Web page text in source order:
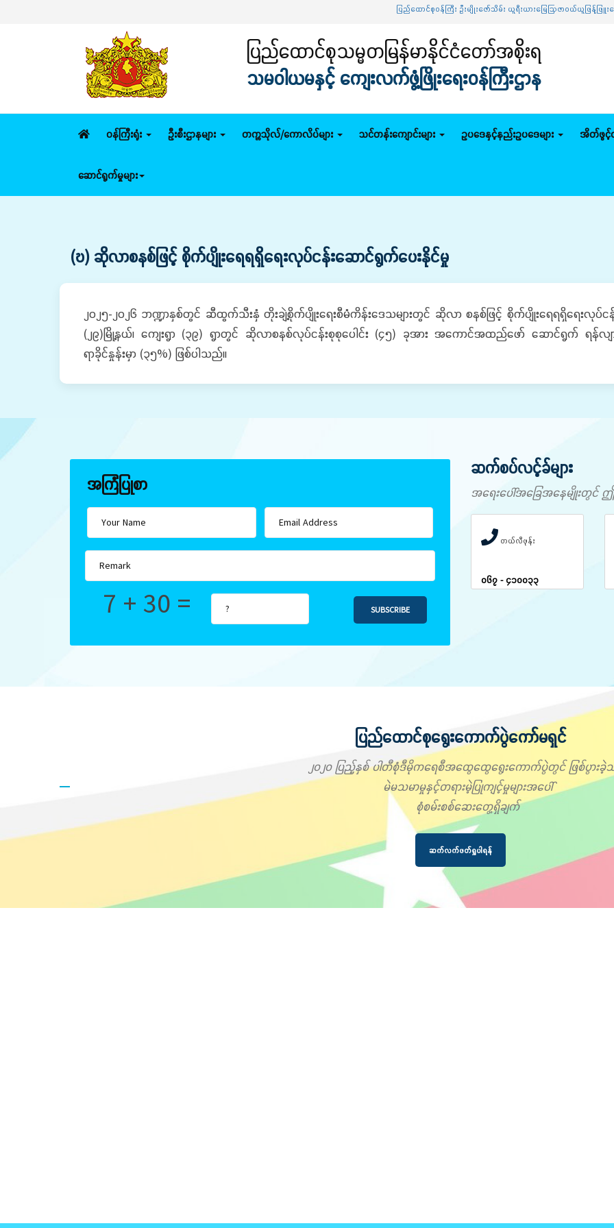
ပြည်ထောင်စုဝန်ကြီး ဦးမျိုးဇော်သိမ်း ယူရီးယားမြေဩဇာဝယ်ယူဖြန့်ဖြူးရေ
ပြည်ထောင်စုသမ္မတမြန်မာနိုင်ငံတော်အစိုးရ
သမဝါယမနှင့် ကျေးလက်ဖွံ့ဖြိုးရေးဝန်ကြီးဌာန
ဝန်ကြီးရုံး ဦးစီးဌာနများ တက္ကသိုလ်/ကောလိပ်များ သင်တန်းကျောင်းများ ဥပဒေနှင့်နည်းဥပဒေများ အိတ်ဖွင့်တ
ဆောင်ရွက်မှုများ
(ဎ) ဆိုလာစနစ်ဖြင့် စိုက်ပျိုးရေရရှိရေးလုပ်ငန်းဆောင်ရွက်ပေးနိုင်မှု
၂၀၂၅-၂၀၂၆ ဘဏ္ဍာနှစ်တွင် ဆီထွက်သီးနှံ တိုးချဲ့စိုက်ပျိုးရေးစီမံကိန်းဒေသများတွင် ဆိုလာ စနစ်ဖြင့် စိုက်ပျိုးရေရရှိရေးလုပ်င
(၂၉)မြို့နယ်၊ ကျေးရွာ (၃၉) ရွာတွင် ဆိုလာစနစ်လုပ်ငန်းစုစုပေါင်း (၄၅) ခုအား အကောင်အထည်ဖော် ဆောင်ရွက် ရန်လ
ရာခိုင်နှုန်းမှာ (၃၅%) ဖြစ်ပါသည်။
အကြံပြုစာ
7 + 30 = SUBSCRIBE
ဆက်စပ်လင့်ခ်များ
အရေးပေါ်အခြေအနေမျိုးတွင် ဤ
တယ်လီဖုန်း
၀၆၇ - ၄၁၀၀၃၃
ပြည်ထောင်စုရွေးကောက်ပွဲကော်မရှင်
၂၀၂၀ ပြည့်နှစ် ပါတီစုံဒီမိုကရေစီအထွေထွေရွေးကောက်ပွဲတွင် ဖြစ်ပွား
မဲမသမာမှုနှင့်တရားမဲ့ပြုကျင့်မှုများအပေါ်
စုံစမ်းစစ်ဆေးတွေ့ရှိချက်
ဆက်လက်ဖတ်ရှုပါရန်